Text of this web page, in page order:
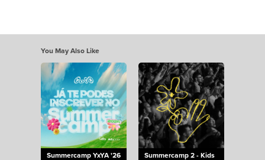
You May Also Like
Summercamp YxYA '26
Summercamp 2 - Kids